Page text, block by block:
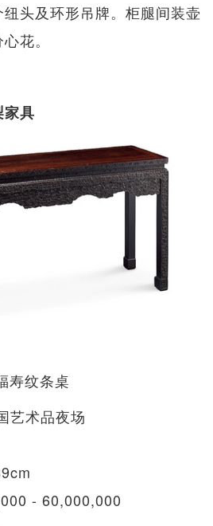
头及环形吊牌。柜腿间装壶
花。
家具
寿纹条桌
艺术品夜场
- 60,000,000